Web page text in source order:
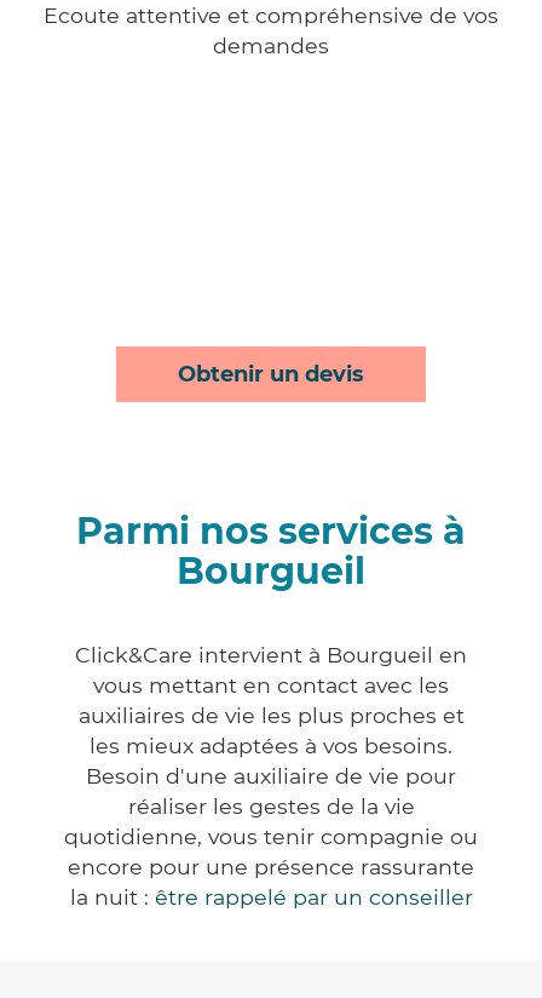
Ecoute attentive et compréhensive de vos
demandes
Obtenir un devis
Parmi nos services à
Bourgueil
Click&Care intervient à Bourgueil en
vous mettant en contact avec les
auxiliaires de vie les plus proches et
les mieux adaptées à vos besoins.
Besoin d'une auxiliaire de vie pour
réaliser les gestes de la vie
quotidienne, vous tenir compagnie ou
encore pour une présence rassurante
la nuit : être rappelé par un conseiller